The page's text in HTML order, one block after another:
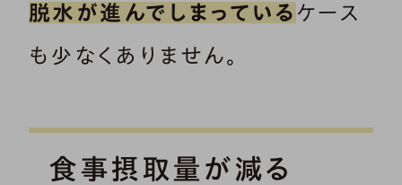
脱水が進んでしまっている ケース
も少なくありません。
食事摂取量が減る